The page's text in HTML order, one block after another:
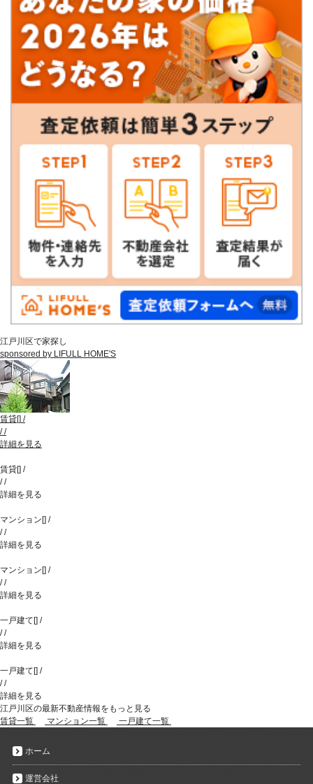
江戸川区で家探し
sponsored by LIFULL HOME'S
賃貸[] /
//
詳細を見る
賃貸[] /
//
詳細を見る
マンション[] /
//
詳細を見る
マンション[] /
//
詳細を見る
一戸建て[] /
//
詳細を見る
一戸建て[] /
//
詳細を見る
江戸川区の最新不動産情報をもっと見る
賃貸一覧
マンション一覧 一戸建て一覧
ホーム
運営会社